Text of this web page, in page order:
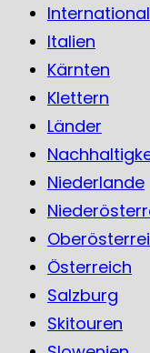
International
Italien
Kärnten
Klettern
Länder
Niederlande
Österreich
Salzburg
Skitouren